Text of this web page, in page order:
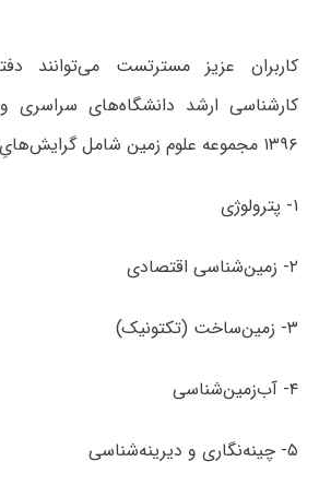
کاربران عزیز مسترتست می‌توانند
کارشناسی ارشد دانشگاه‌های سراسری
۱۳۹۶ مجموعه علوم زمین شامل گرایش‌هایِ
۱- پترولوژی
۲- زمین‌شناسی اقتصادی
۳- زمین‌ساخت (تکتونیک)
۴- آب‌زمین‌شناسی
۵- چینه‌نگاری و دیرینه‌شناسی